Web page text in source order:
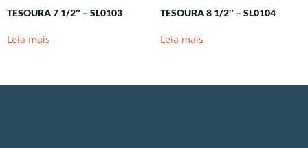
TESOURA 7 1/2″ – SL0103
Leia mais
TESOURA 8 1/2″ – SL0104
Leia mais